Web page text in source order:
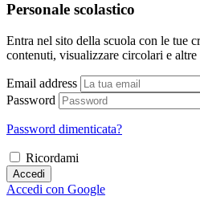
Personale scolastico
Entra nel sito della scuola con le tue
contenuti, visualizzare circolari e
Email address
Password
Password dimenticata?
Ricordami
Accedi
Accedi con Google